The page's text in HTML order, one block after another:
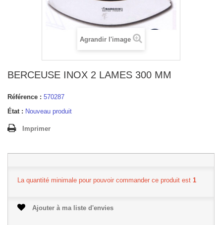
Agrandir l'image
BERCEUSE INOX 2 LAMES 300 MM
Référence : 570287
État : Nouveau produit
Imprimer
La quantité minimale pour pouvoir commander ce produit est 1
Ajouter à ma liste d'envies